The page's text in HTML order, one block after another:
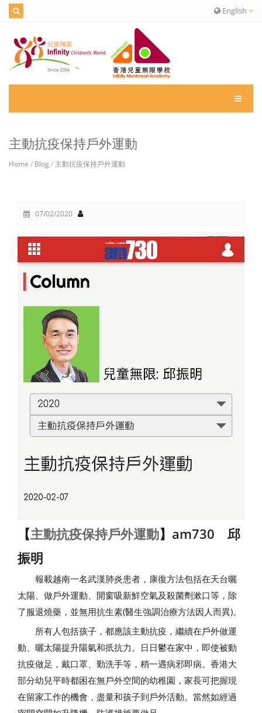
English
主動抗疫保持戶外運動
Home / Blog / 主動抗疫保持戶外運動
07/02/2020
【主動抗疫保持戶外運動】 am730 邱
振明
報載越南一名武漢肺炎患者，康復方法包括在天台曬
太陽、做戶外運動、開窗吸新鮮空氣及殺菌劑漱口等，除
了服退燒藥，並無用抗生素(醫生強調治療方法因人而異)。
所有人包括孩子，都應該主動抗疫，繼續在戶外做運
動、曬太陽提升陽氣和扺抗力。日日鬱在家中，即使被動
抗疫做足，戴口罩、勤洗手等，稍一遇病邪即病。香港大
部分幼兒平時都困在無戶外空間的幼稚園，家長可把握現
在留家工作的機會，盡量和孩子到戶外活動。當然如經過